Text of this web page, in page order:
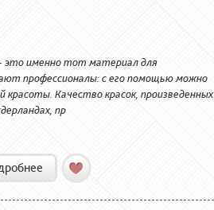
- это именно тот материал для
профессионалы: с его помощью можно
Качество красок, произведенных
пр